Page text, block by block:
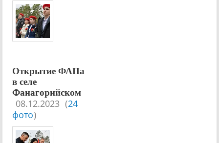
Открытие ФАПа
в селе
Фанагорийском
08.12.2023 (24
фото)